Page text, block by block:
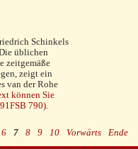
Schinkels
üblichen
zeit­gemäße
zeigt ein
van der Rohe
können Sie
790).
6 7 8 9 10 Vorwärts
Ende